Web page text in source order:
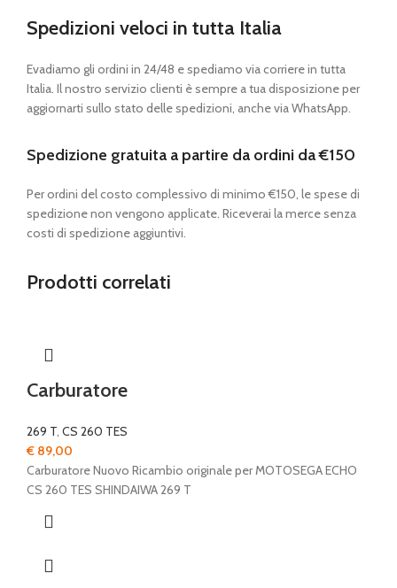
Spedizioni veloci in tutta Italia
Evadiamo gli ordini in 24/48 e spediamo via corriere in tutta
Italia. Il nostro servizio clienti è sempre a tua disposizione per
aggiornarti sullo stato delle spedizioni, anche via WhatsApp.
Spedizione gratuita a partire da ordini da €150
Per ordini del costo complessivo di minimo €150, le spese di
spedizione non vengono applicate. Riceverai la merce senza
costi di spedizione aggiuntivi.
Prodotti correlati
Carburatore
269 T, CS 260 TES
€ 89,00
Carburatore Nuovo Ricambio originale per MOTOSEGA ECHO
CS 260 TES SHINDAIWA 269 T